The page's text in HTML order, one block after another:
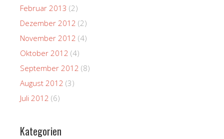
Februar 2013 (2)
Dezember 2012 (2)
November 2012 (4)
Oktober 2012 (4)
September 2012 (8)
August 2012 (3)
Juli 2012 (6)
Kategorien